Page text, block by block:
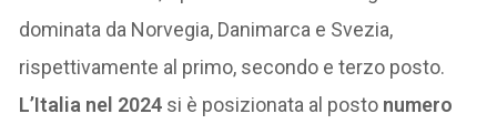
dominata da Norvegia, Danimarca e Svezia,
rispettivamente al primo, secondo e terzo posto.
L’Italia nel 2024 si è posizionata al posto numero